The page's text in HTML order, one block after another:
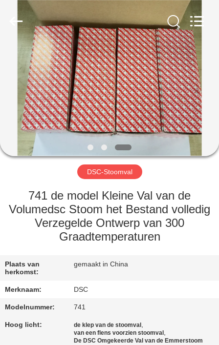
HUIS
PRODUCTEN
OVER
ONS
FABRIEKSTOCHT
KWALITEITSCONTROLE
NEEM
CONTACT
ONS
OP
DSC-Stoomval
741 de model Kleine Val van de
Volumedsc Stoom het Bestand volledig
Verzegelde Ontwerp van 300
Graadtemperaturen
Plaats van
herkomst:
gemaakt in China
Merknaam: DSC
Modelnummer: 741
Hoog licht: de klep van de stoomval ,
van een flens voorzien stoomval ,
De DSC Omgekeerde Val van de Emmerstoom